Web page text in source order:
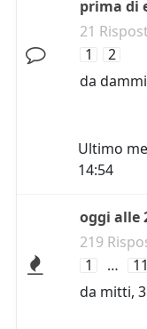
prima di
21
1
2
da
Ultimo
14:54
oggi alle
219
1
… 11
da mitti,